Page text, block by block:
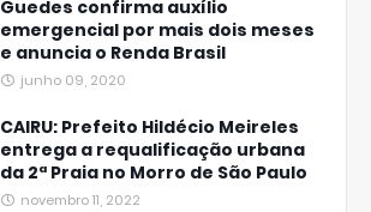
Guedes confirma auxílio
emergencial por mais dois meses
e anuncia o Renda Brasil
junho 09, 2020
CAIRU: Prefeito Hildécio Meireles
entrega a requalificação urbana
da 2ª Praia no Morro de São Paulo
novembro 11, 2022